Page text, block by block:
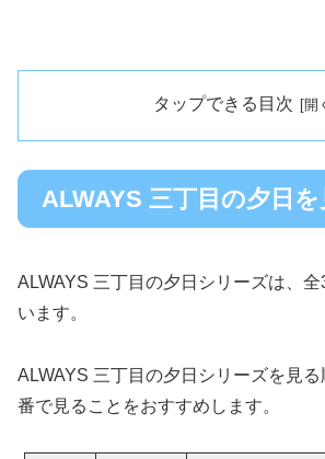
タップできる目次
ALWAYS 三丁目の夕日‎
ALWAYS 三丁目の夕日‎シリーズは、
います。
ALWAYS 三丁目の夕日‎シリーズを見
番で見ることをおすすめします。